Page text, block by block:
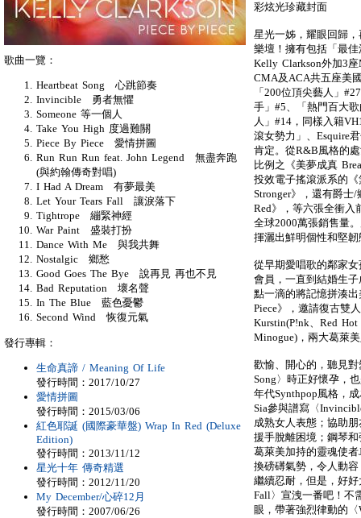
彩炫光珍藏封面
星光一姊，耀眼回歸
樂壇！擁有包括「最
Kelly Clarkson外加3
CMA及ACA共五座美
「200位頂尖藝人」
手」#5、「熱門百大
人」#14，同樣入籍
滾女勢力」、Esquire
肯定。從R&B風格的
比例之《美夢成真
投效電子搖滾派系的
Stronger》，還有爵士
Red》，等六張全衝入
全球2000萬張銷售量
揮灑出鮮明個性和堅韌
從早期愛唱歌的鄰家
會員，一直到結婚生
點一滴的將記憶拼湊
Piece》，邀請復古雙
Kurstin(P!nk、Red Hot
Minogue)，兩大葛萊
歡愉、開心的，聽見
Song〉時正好懷孕，
年代Synthpop風格，
Sia參與譜寫〈
成熟女人表態；協助
援手脫離困境；鋼琴
葛萊美加持的靈魂使
換磅礡氣勢，令人動
繼續忍耐，但是，好
Fall〉宣洩一番吧！不
眼，帶著強烈律動的
歌曲一覽：
Heartbeat Song 心跳節奏
Invincible 勇者無懼
Someone 等一個人
Take You High 度過難關
Piece By Piece 愛情拼圖
Run Run Run feat. John Legend 無盡奔跑
(與約翰傳奇對唱)
I Had A Dream 有夢最美
Let Your Tears Fall 讓淚落下
Tightrope 繃緊神經
War Paint 盛裝打扮
Dance With Me 與我共舞
Nostalgic 鄉愁
Good Goes The Bye 說再見 再也不見
Bad Reputation 壞名聲
In The Blue 藍色憂鬱
Second Wind 恢復元氣
發行專輯：
生命真諦 / Meaning Of Life
發行時間：2017/10/27
愛情拼圖
發行時間：2015/03/06
紅色耶誕 (國際豪華盤) Wrap In Red (Deluxe
Edition)
發行時間：2013/11/12
星光十年 傳奇精選
發行時間：2012/11/20
My December/心碎12月
發行時間：2007/06/26